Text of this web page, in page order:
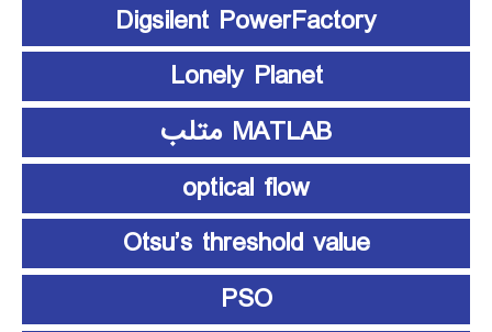
Digsilent PowerFactory
Lonely Planet
MATLAB متلب
optical flow
Otsu’s threshold value
PSO